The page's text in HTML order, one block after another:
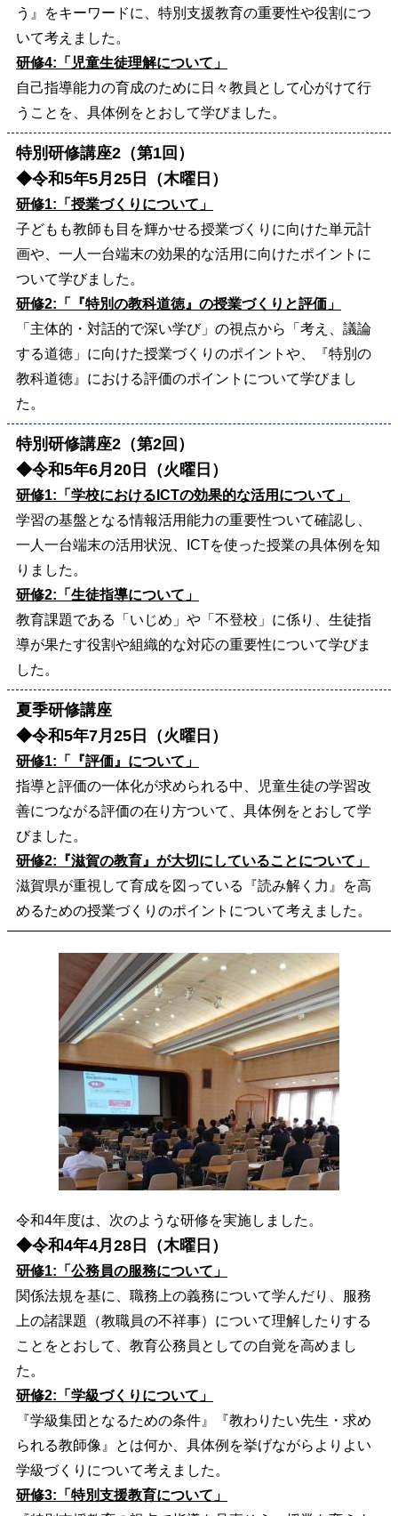
う』をキーワードに、特別支援教育の重要性や役割につ
いて考えました。
研修4:「児童生徒理解について」
自己指導能力の育成のために日々教員として心がけて行
うことを、具体例をとおして学びました。
特別研修講座2（第1回）
◆令和5年5月25日（木曜日）
研修1:「授業づくりについて」
子どもも教師も目を輝かせる授業づくりに向けた単元計
画や、一人一台端末の効果的な活用に向けたポイントに
ついて学びました。
研修2:「『特別の教科道徳』の授業づくりと評価」
「主体的・対話的で深い学び」の視点から「考え、議論
する道徳」に向けた授業づくりのポイントや、『特別の
教科道徳』における評価のポイントについて学びまし
た。
特別研修講座2（第2回）
◆令和5年6月20日（火曜日）
研修1:「学校におけるICTの効果的な活用について」
学習の基盤となる情報活用能力の重要性ついて確認し、
一人一台端末の活用状況、ICTを使った授業の具体例を知
りました。
研修2:「生徒指導について」
教育課題である「いじめ」や「不登校」に係り、生徒指
導が果たす役割や組織的な対応の重要性について学びま
した。
夏季研修講座
◆令和5年7月25日（火曜日）
研修1:「『評価』について」
指導と評価の一体化が求められる中、児童生徒の学習改
善につながる評価の在り方ついて、具体例をとおして学
びました。
研修2:『滋賀の教育』が大切にしていることについて」
滋賀県が重視して育成を図っている『読み解く力』を高
めるための授業づくりのポイントについて考えました。
令和4年度は、次のような研修を実施しました。
◆令和4年4月28日（木曜日）
研修1:「公務員の服務について」
関係法規を基に、職務上の義務について学んだり、服務
上の諸課題（教職員の不祥事）について理解したりする
ことをとおして、教育公務員としての自覚を高めまし
た。
研修2:「学級づくりについて」
『学級集団となるための条件』『教わりたい先生・求め
られる教師像』とは何か、具体例を挙げながらよりよい
学級づくりについて考えました。
研修3:「特別支援教育について」